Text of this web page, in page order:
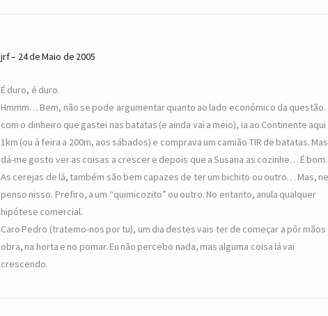
jrf 24 de Maio de 2005
É duro, é duro.
Hmmm… Bem, não se pode argumentar quanto ao lado económico da questão.
com o dinheiro que gastei nas batatas (e ainda vai a meio), ia ao Continente aqui
1km (ou à feira a 200m, aos sábados) e comprava um camião TIR de batatas.
dá-me gosto ver as coisas a crescer e depois que a Susana as cozinhe… É bom.
As cerejas de lá, também são bem capazes de ter um bichito ou outro… Mas,
penso nisso. Prefiro, a um “quimicozito” ou outro. No entanto, anula qualquer
hipótese comercial.
Caro Pedro (tratemo-nos por tu), um dia destes vais ter de começar a pôr mãos
obra, na horta e no pomar. Eu não percebo nada, mas alguma coisa lá vai
crescendo.